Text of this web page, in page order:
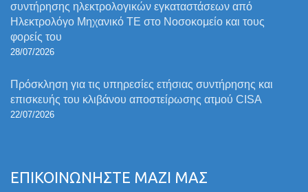
συντήρησης ηλεκτρολογικών εγκαταστάσεων από
Ηλεκτρολόγο Μηχανικό ΤΕ στο Νοσοκομείο και τους
φορείς του
28/07/2026
Πρόσκληση για τις υπηρεσίες ετήσιας συντήρησης και
επισκευής του κλιβάνου αποστείρωσης ατμού CISA
22/07/2026
ΕΠΙΚΟΙΝΩΝΗΣΤΕ ΜΑΖΙ ΜΑΣ